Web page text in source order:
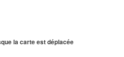
la carte est déplacée